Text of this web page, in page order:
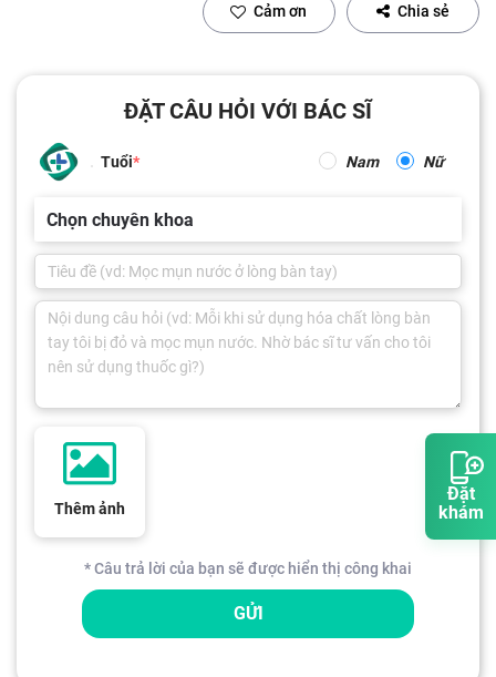
Đặt
khám
Cảm ơn Chia sẻ
ĐẶT CÂU HỎI VỚI BÁC SĨ
Tuổi Nam Nữ
Chọn chuyên khoa
Thêm ảnh
* Câu trả lời của bạn sẽ được hiển thị công khai
GỬI